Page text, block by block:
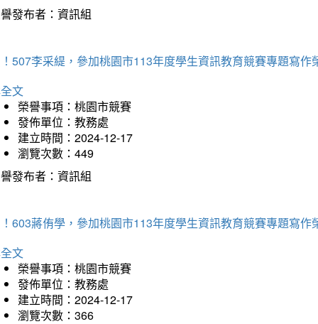
發布者：資訊組
507李采緹，參加桃園市113年度學生資訊教育競賽專題寫作
文
榮譽事項：桃園市競賽
發佈單位：教務處
建立時間：2024-12-17
瀏覽次數：449
發布者：資訊組
603蔣侑學，參加桃園市113年度學生資訊教育競賽專題寫作
文
榮譽事項：桃園市競賽
發佈單位：教務處
建立時間：2024-12-17
瀏覽次數：366